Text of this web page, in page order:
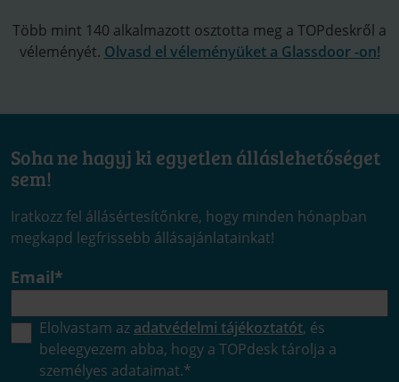
Több mint 140 alkalmazott osztotta meg a TOPdeskről a
véleményét. Olvasd el véleményüket a Glassdoor -on!
Soha ne hagyj ki egyetlen álláslehetőséget
sem!
Iratkozz fel állásértesítőnkre, hogy minden hónapban
megkapd legfrissebb állásajánlatainkat!
Email*
Elolvastam az adatvédelmi tájékoztatót, és
beleegyezem abba, hogy a TOPdesk tárolja a
személyes adataimat.*